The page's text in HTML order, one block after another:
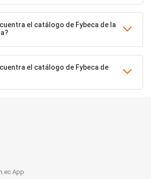
el catálogo de Fybeca de la
el catálogo de Fybeca de
App